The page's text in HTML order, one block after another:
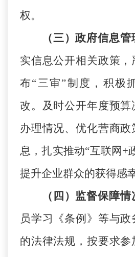
权。
（三）政府信息
实信息公开相关政策
布“三审”制度，积极
改。及时公开年度预
办理情况、优化营商
息，扎实推动“互联网+
提升企业群众的获得感
（四）监督保障情
员学习《条例》等与
的法律法规，按要求